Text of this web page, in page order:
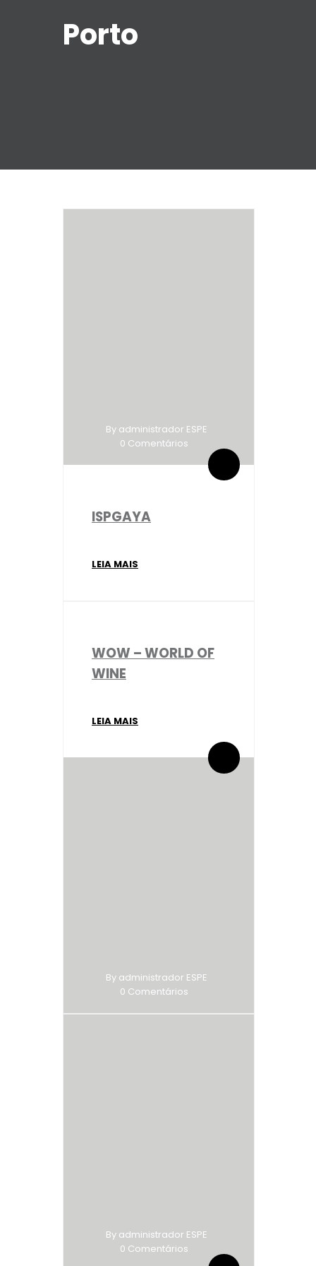
Porto
By administrador ESPE
0 Comentários
ISPGAYA
LEIA MAIS
WOW – WORLD OF
WINE
LEIA MAIS
By administrador ESPE
0 Comentários
By administrador ESPE
0 Comentários